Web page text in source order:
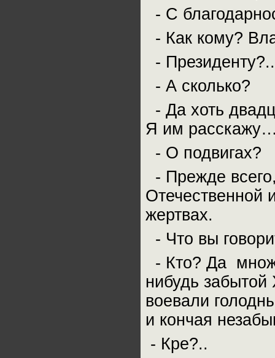
- С
- Как кому?
-
- А сколько?
- Да хоть
Я им
- О подвигах?
- Прежде
Отечественной
жертвах.
- Что вы
- Кто? Да
нибудь
воевали
и кончая
- Кре?..